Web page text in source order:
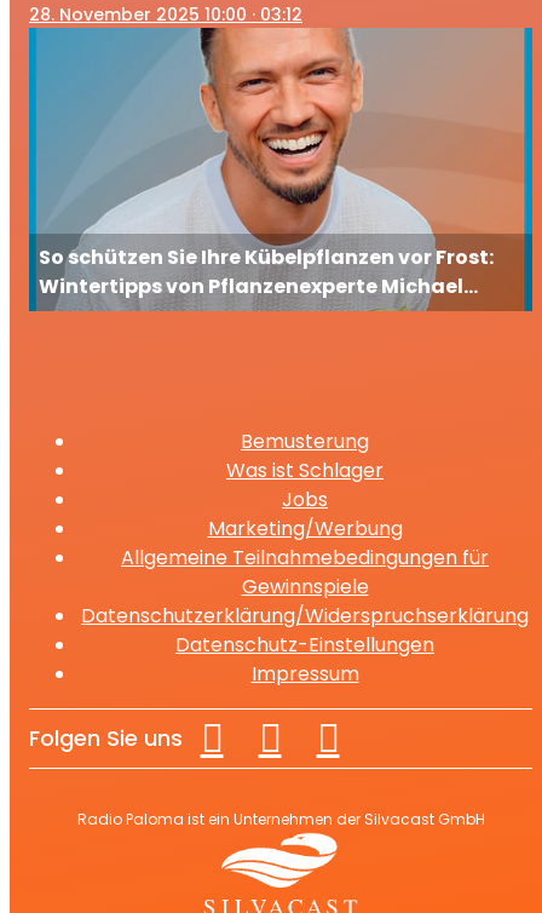
28. November 2025 10:00 · 03:12
So schützen Sie Ihre Kübelpflanzen vor Frost:
Wintertipps von Pflanzenexperte Michael
Axmann
Bemusterung
Was ist Schlager
Jobs
Marketing/Werbung
Allgemeine Teilnahmebedingungen für
Gewinnspiele
Datenschutzerklärung/Widerspruchserklärung
Datenschutz-Einstellungen
Impressum
Folgen Sie uns
Radio Paloma ist ein Unternehmen der Silvacast GmbH